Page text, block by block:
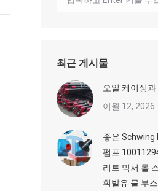
색:
최근 게시물
오일 케이싱
이월 12, 2026
좋은 Schwing
펌프
리트 믹서 롤
휘발유 물 부